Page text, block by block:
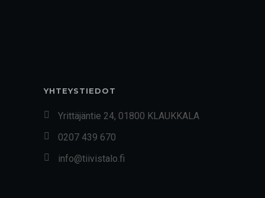
YHTEYSTIEDOT
Yrittäjäntie 24, 01800 KLAUKKALA
0207 439 670
info@tiivistalo.fi